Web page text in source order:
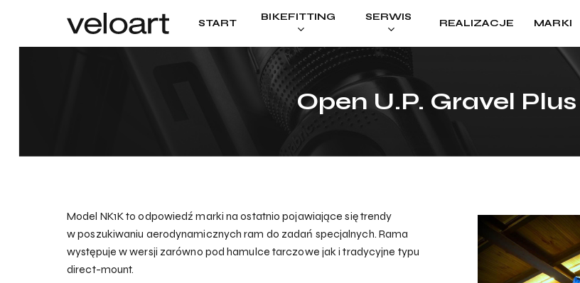
START
BIKEFITTING SERWIS
REALIZACJE MARKI
Open U.P. Gravel
Model NK1K to odpowiedź marki na ostatnio pojawiające się trendy
w poszukiwaniu aerodynamicznych ram do zadań specjalnych. Rama
występuje w wersji zarówno pod hamulce tarczowe jak i tradycyjne typu
direct-mount.